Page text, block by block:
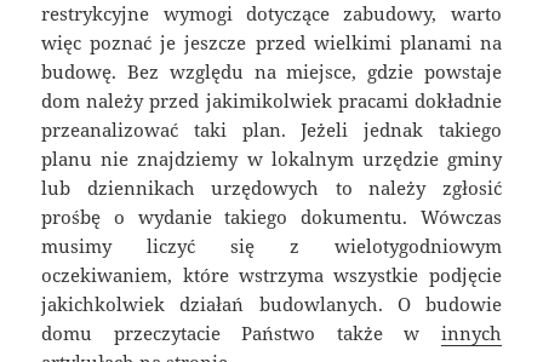
restrykcyjne wymogi dotyczące zabudowy, warto
więc poznać je jeszcze przed wielkimi planami na
budowę. Bez względu na miejsce, gdzie powstaje
dom należy przed jakimikolwiek pracami dokładnie
przeanalizować taki plan. Jeżeli jednak takiego
planu nie znajdziemy w lokalnym urzędzie gminy
lub dziennikach urzędowych to należy zgłosić
prośbę o wydanie takiego dokumentu. Wówczas
musimy liczyć się z wielotygodniowym
oczekiwaniem, które wstrzyma wszystkie podjęcie
jakichkolwiek działań budowlanych. O budowie
domu przeczytacie Państwo także w innych